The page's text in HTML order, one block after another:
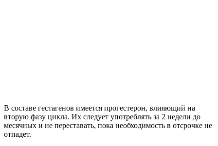
В составе гестагенов имеется прогестерон, влияющий на
вторую фазу цикла. Их следует употреблять за 2 недели до
месячных и не переставать, пока необходимость в отсрочке не
отпадет.